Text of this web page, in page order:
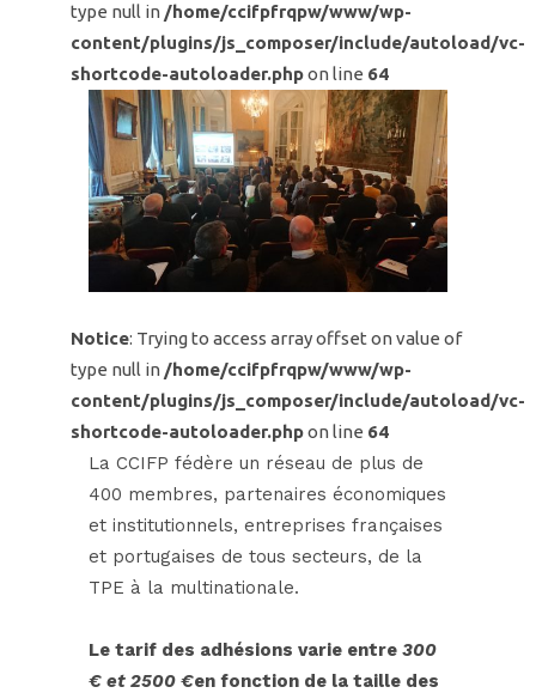
type null in /home/ccifpfrqpw/www/wp-
content/plugins/js_composer/include/autoload/vc-
shortcode-autoloader.phpon line 64
Notice: Trying to access array offset on value of
type null in /home/ccifpfrqpw/www/wp-
content/plugins/js_composer/include/autoload/vc-
shortcode-autoloader.phpon line 64
La CCIFP fédère un réseau de plus de
400 membres, partenaires économiques
et institutionnels, entreprises françaises
et portugaises de tous secteurs, de la
TPE à la multinationale.
Le tarif des adhésions varie entre 300
€ et 2500 €en fonction de la taille des